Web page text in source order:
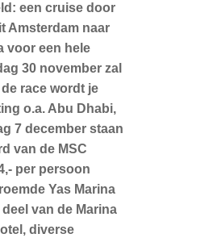
een cruise door
Amsterdam naar
voor een hele
30 november zal
race wordt je
o.a. Abu Dhabi,
7 december staan
van de MSC
per persoon
Yas Marina
van de Marina
diverse